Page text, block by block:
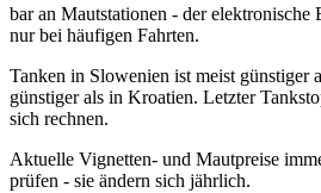
bar an Mautstationen - der
nur bei häufigen Fahrten.
Tanken in Slowenien ist meist günstiger
günstiger als in Kroatien. Letzter
sich rechnen.
Aktuelle Vignetten- und Mautpreise
prüfen - sie ändern sich jährlich.